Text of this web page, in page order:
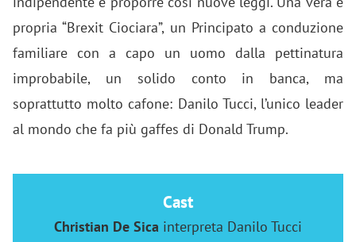
propria “Brexit Ciociara”, un Principato a conduzione
familiare con a capo un uomo dalla pettinatura
improbabile, un solido conto in banca, ma
soprattutto molto cafone: Danilo Tucci, l’unico leader
al mondo che fa più gaffes di Donald Trump.
Cast
Christian De Sica interpreta Danilo Tucci